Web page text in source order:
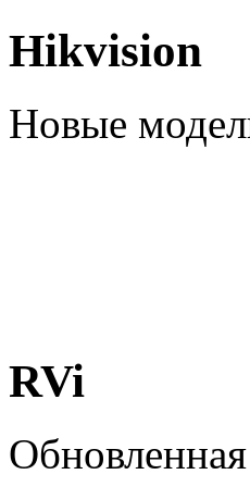
Hikvision
Новые
RVi